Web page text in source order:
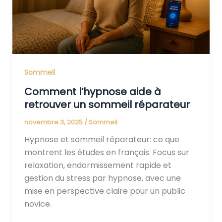
Sommeil
Comment l’hypnose aide à
retrouver un sommeil réparateur
novembre 3, 2025 /Sommeil
Hypnose et sommeil réparateur: ce que
montrent les études en français. Focus sur
relaxation, endormissement rapide et
gestion du stress par hypnose, avec une
mise en perspective claire pour un public
novice.
réparateur